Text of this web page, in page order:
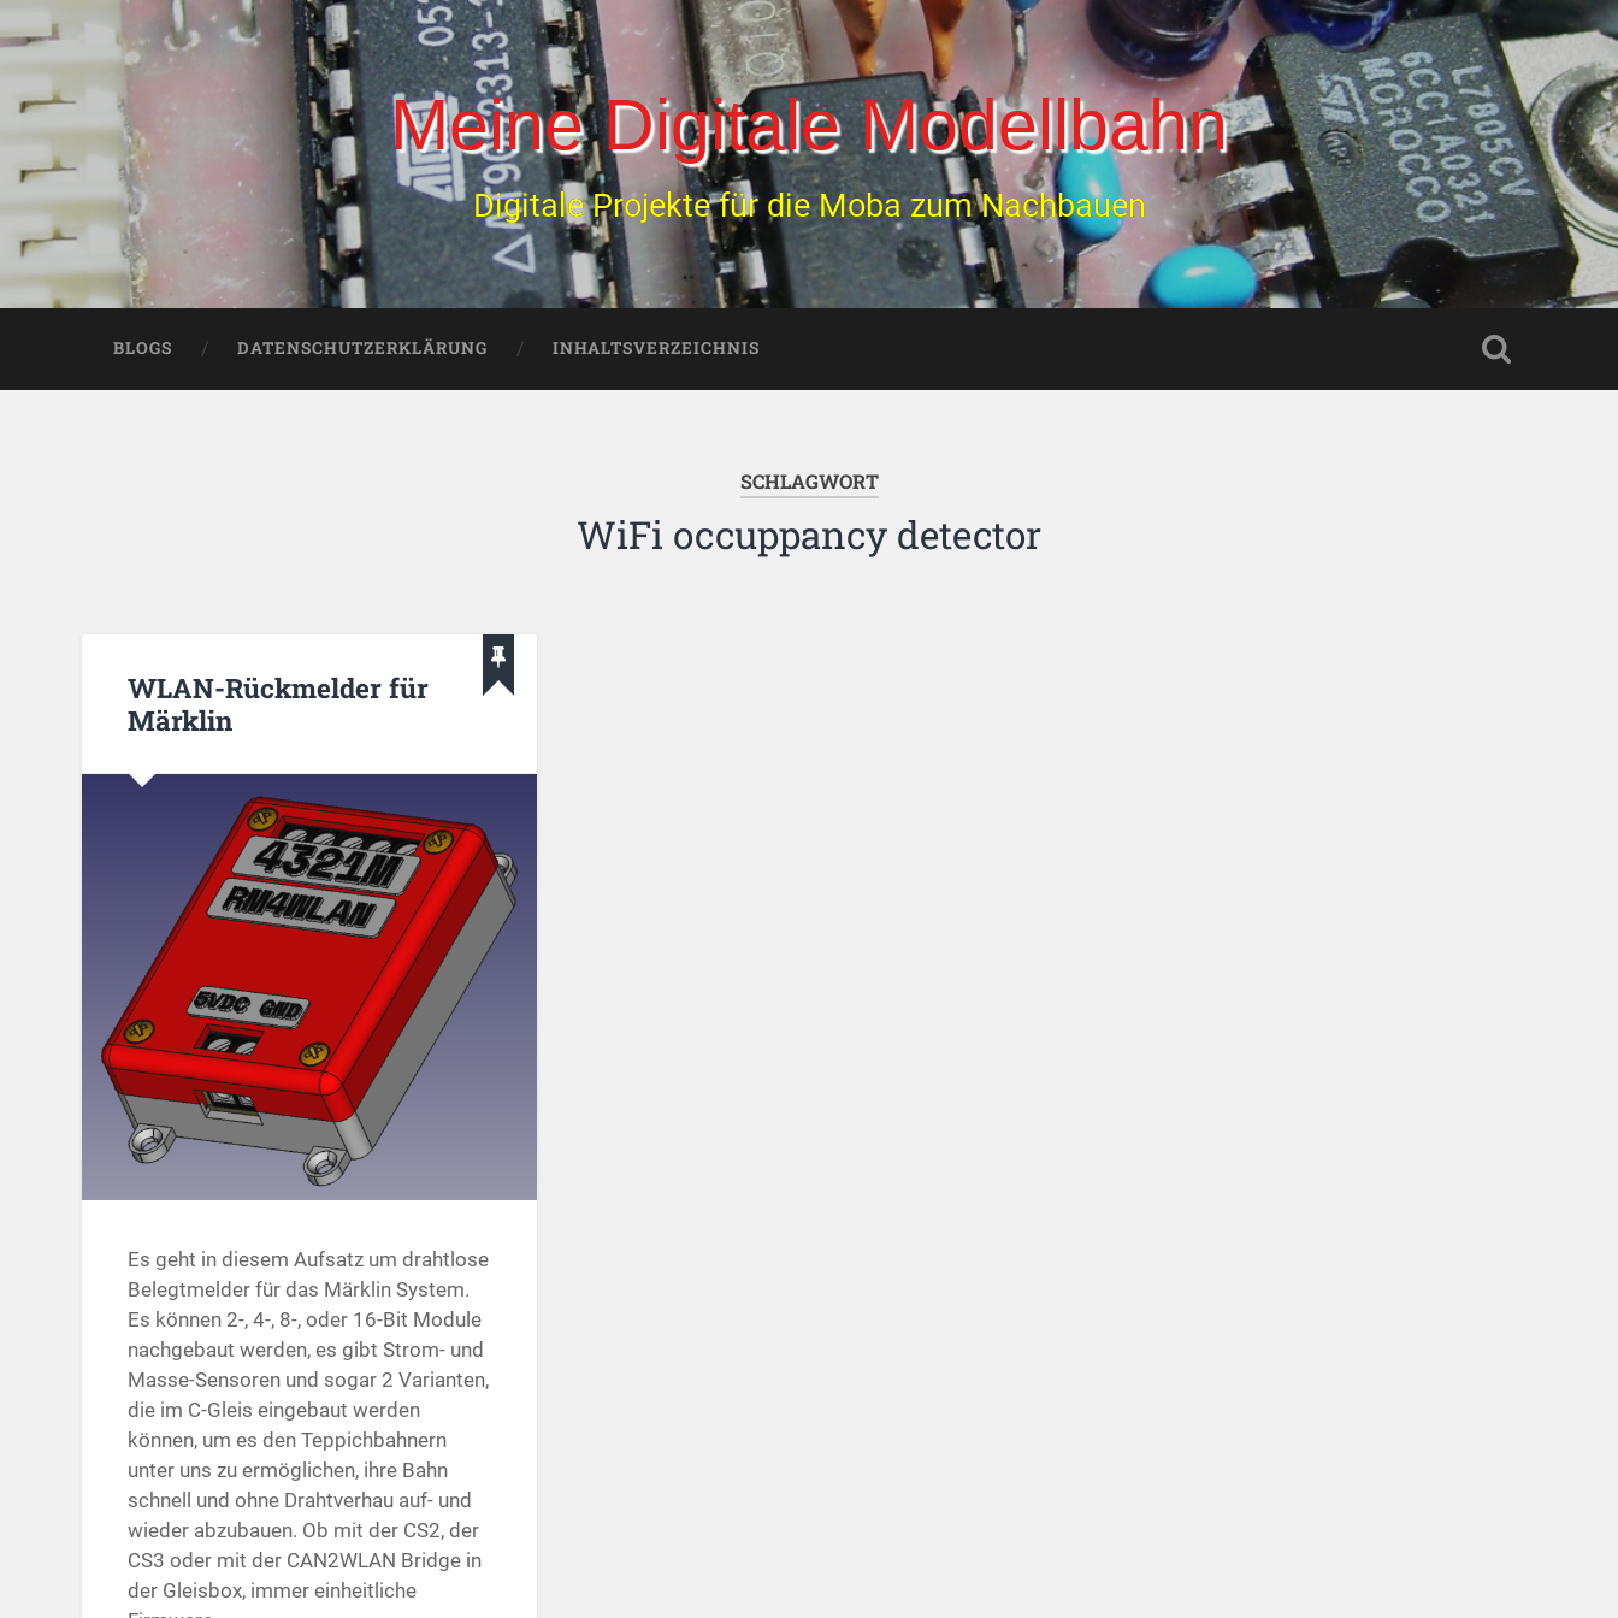
Meine Digitale Modellbahn
Digitale Projekte für die Moba zum Nachbauen
BLOGS DATENSCHUTZERKLÄRUNG INHALTSVERZEICHNIS
SCHLAGWORT
WiFi occuppancy detector
WLAN-Rückmelder für
Märklin
Es geht in diesem Aufsatz um drahtlose
Belegtmelder für das Märklin System.
Es können 2-, 4-, 8-, oder 16-Bit Module
nach­gebaut werden, es gibt Strom- und
Masse-Sensoren und sogar 2 Varianten,
die im C-Gleis eingebaut werden
können, um es den Teppichbahnern
unter uns zu ermöglichen, ihre Bahn
schnell und ohne Drahtverhau auf- und
wieder abzubauen. Ob mit der CS2, der
CS3 oder mit der CAN2WLAN Bridge in
der Gleisbox, immer einheitliche